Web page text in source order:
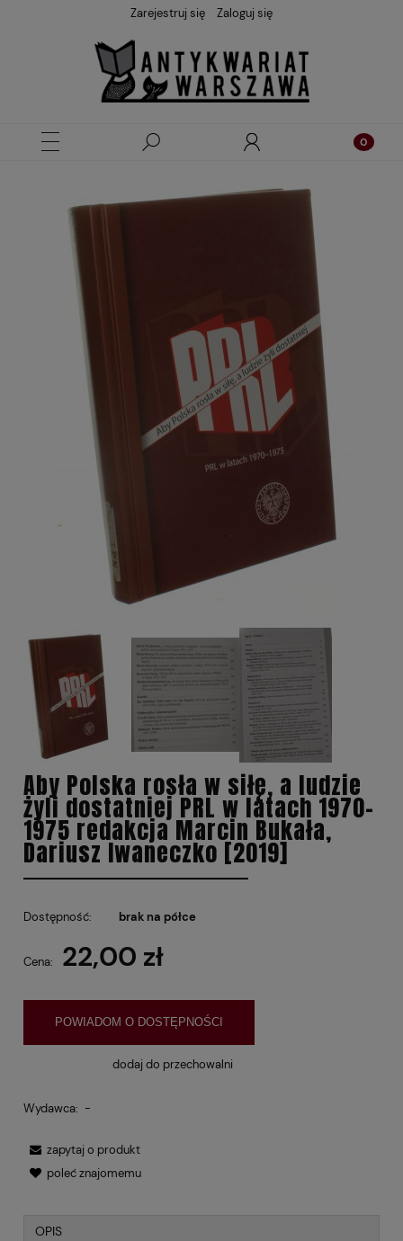
Zarejestruj się Zaloguj się
Aby Polska rosła w siłę, a ludzie
żyli dostatniej PRL w latach 1970-
1975 redakcja Marcin Bukała,
Dariusz Iwaneczko [2019]
Dostępność: brak na półce
Cena: 22,00 zł
POWIADOM O DOSTĘPNOŚCI
dodaj do przechowalni
Wydawca: -
zapytaj o produkt
poleć znajomemu
OPIS